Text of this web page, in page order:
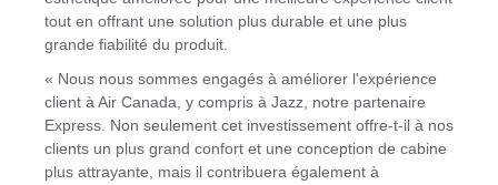
tout en offrant une solution plus durable et une plus
grande fiabilité du produit.
« Nous nous sommes engagés à améliorer l'expérience
client à Air Canada, y compris à Jazz, notre partenaire
Express. Non seulement cet investissement offre-t-il à nos
clients un plus grand confort et une conception de cabine
plus attrayante, mais il contribuera également à